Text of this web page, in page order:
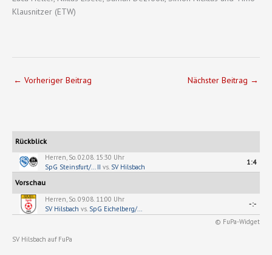
Klausnitzer (ETW)
← Vorheriger Beitrag Nächster Beitrag →
Rückblick
Herren, So. 02.08. 15:30 Uhr
SpG Steinsfurt/... II vs. SV Hilsbach
1:4
Vorschau
Herren, So. 09.08. 11:00 Uhr
SV Hilsbach vs. SpG Eichelberg/...
-:-
© FuPa-Widget
SV Hilsbach auf FuPa